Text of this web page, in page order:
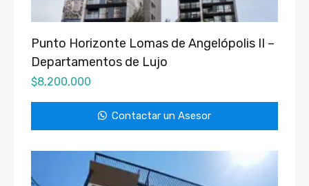
Punto Horizonte Lomas de Angelópolis II –
Departamentos de Lujo
$8,200,000
Contactar un Asesor